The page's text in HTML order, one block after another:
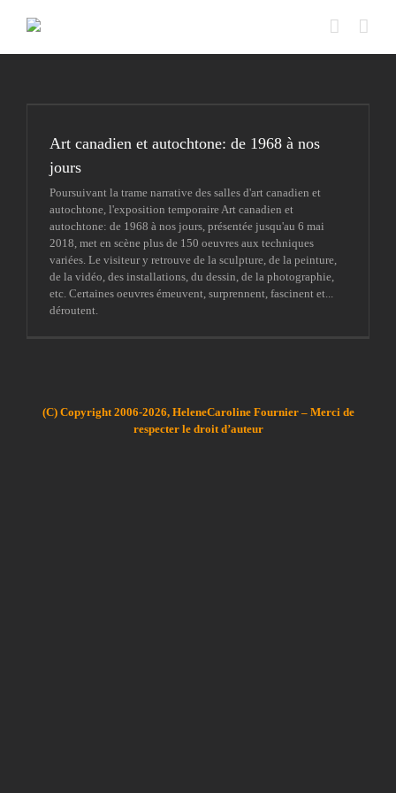
Art canadien et autochtone: de 1968 à nos
jours
Poursuivant la trame narrative des salles d'art canadien et
autochtone, l'exposition temporaire Art canadien et
autochtone: de 1968 à nos jours, présentée jusqu'au 6 mai
2018, met en scène plus de 150 oeuvres aux techniques
variées. Le visiteur y retrouve de la sculpture, de la peinture,
de la vidéo, des installations, du dessin, de la photographie,
etc. Certaines oeuvres émeuvent, surprennent, fascinent et...
déroutent.
(C) Copyright 2006-2026, HeleneCaroline Fournier – Merci de
respecter le droit d’auteur